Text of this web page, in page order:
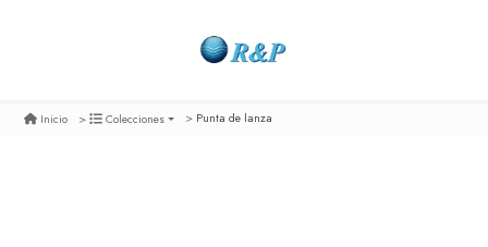
Inicio Colecciones Punta de lanza